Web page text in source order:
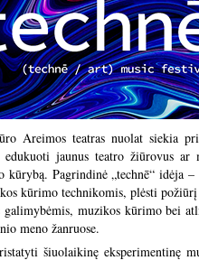
Areimos teatras nuolat siekia
jaunus teatro žiūrovus
kūrybą. Pagrindinė „technē“
kūrimo technikomis, plėsti
muzikos kūrimo bei
meno žanruose.
šiuolaikinę eksperimentinę